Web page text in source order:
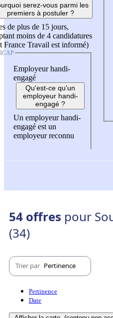
serez-vous parmi les
premiers à postuler ?
de plus de 15 jours,
moins de 4 candidatures
France Travail est informé)
Employeur handi-
engagé
Qu'est-ce qu'un
employeur handi-
engagé ?
Un employeur handi-
engagé est un
employeur reconnu
54 offres pour
(34)
Trier par Pertinence
Pertinence
Date